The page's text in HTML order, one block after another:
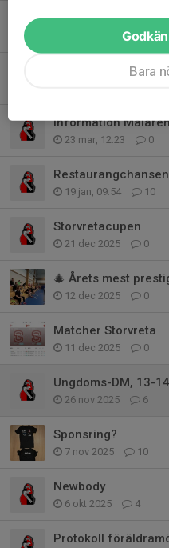
Runstensfesten 25
15 apr, 19:07 0
Incheckning,
Information
23 mar, 12:23 0
Restaurangchansen
19 jan, 09:54 10
Storvretacupen
21 dec 2025 0
🎄 Årets mest
12 dec 2025 0
Matcher Storvreta
11 dec 2025 0
Ungdoms-DM, 13-
26 nov 2025 6
Sponsring?
7 nov 2025 10
Newbody
6 okt 2025 4
Protokoll
Bara